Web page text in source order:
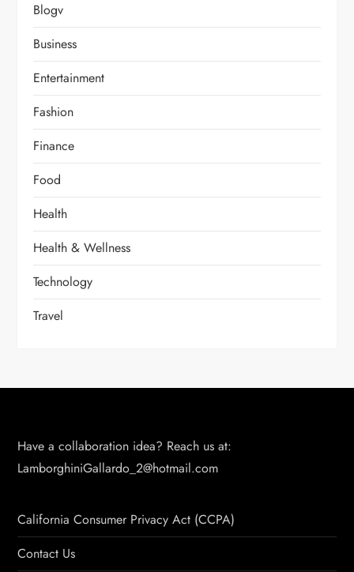
Blogv
Business
Entertainment
Fashion
Finance
Food
Health
Health & Wellness
Technology
Travel
Have a collaboration idea? Reach us at:
LamborghiniGallardo_2@hotmail.com
California Consumer Privacy Act (CCPA)
Contact Us